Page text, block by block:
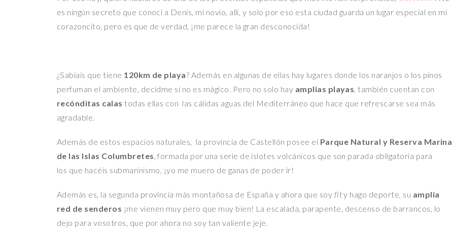
es ningún secreto que conocí a Denis, mi novio, allí, y solo por eso esta ciudad guarda un lugar especial en mi
corazoncito, pero es que de verdad, ¡me parece la gran desconocida!
¿Sabíais que tiene 120km de playa? Además en algunas de ellas hay lugares donde los naranjos o los pinos
perfuman el ambiente, decidme si no es mágico. Pero no solo hay amplias playas, también cuentan con
recónditas calas todas ellas con las cálidas aguas del Mediterráneo que hace que refrescarse sea más
agradable.
Además de estos espacios naturales, la provincia de Castellón posee el Parque Natural y Reserva Marina
de las Islas Columbretes, formada por una serie de islotes volcánicos que son parada obligatoria para
los que hacéis submarinismo, ¡yo me muero de ganas de poder ir!
Además es, la segunda provincia más montañosa de España y ahora que soy fity hago deporte, su amplia
red de senderos ¡me vienen muy pero que muy bien! La escalada, parapente, descenso de barrancos, lo
dejo para vosotros, que por ahora no soy tan valiente jeje.